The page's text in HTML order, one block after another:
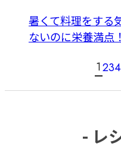
暑くて料理をする
ないのに栄養満点
の
1234
- レ